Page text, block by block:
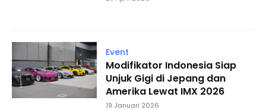
Event
Modifikator Indonesia Siap
Unjuk Gigi di Jepang dan
Amerika Lewat IMX 2026
19 Januari 2026